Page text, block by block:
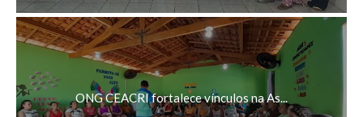
ONG CEACRI fortalece vínculos na As...